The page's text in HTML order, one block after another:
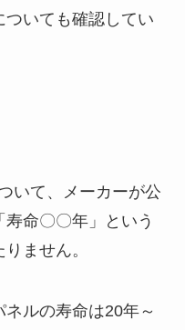
いても確認してい
いて、メーカーが公
命〇〇年」という
ません。
ルの寿命は20年～